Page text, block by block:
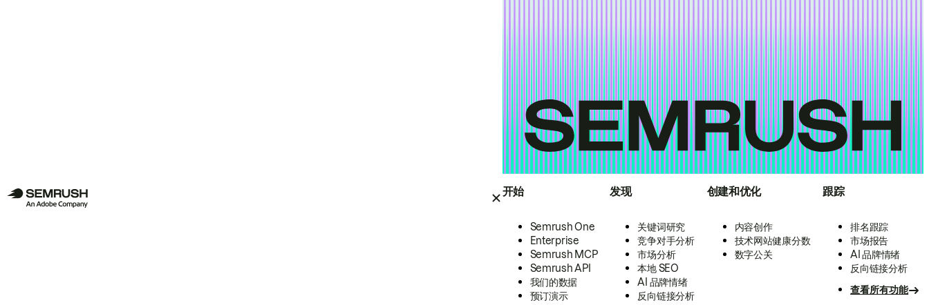
开始
Semrush One
Enterprise
Semrush MCP
Semrush API
我们的数据
预订演示
发现
关键词研究
竞争对手分析
市场分析
本地 SEO
AI 品牌情绪
反向链接分析
创建和优化
内容创作
技术网站健康分数
数字公关
跟踪
排名跟踪
市场报告
AI 品牌情绪
反向链接分析
查看所有功能